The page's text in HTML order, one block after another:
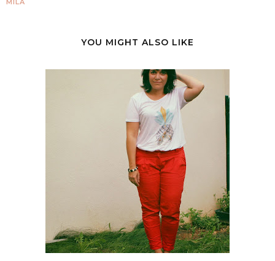
YOU MIGHT ALSO LIKE